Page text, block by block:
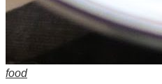
food